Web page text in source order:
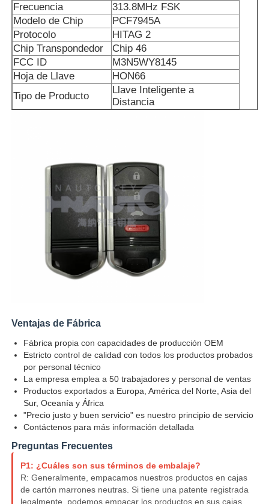
Inicio
Productos
Videos
Frecuencia
313.8MHz FSK
Modelo de Chip
PCF7945A
Protocolo
HITAG 2
Chip Transpondedor
Chip 46
FCC ID
M3N5WY8145
Hoja de Llave
HON66
Tipo de Producto
Llave Inteligente a
Distancia
Ventajas de Fábrica
Fábrica propia con capacidades de producción OEM
Estricto control de calidad con todos los productos probados
por personal técnico
La empresa emplea a 50 trabajadores y personal de ventas
Productos exportados a Europa, América del Norte, Asia del
Sur, Oceanía y África
"Precio justo y buen servicio" es nuestro principio de servicio
Contáctenos para más información detallada
Preguntas Frecuentes
P1: ¿Cuáles son sus términos de embalaje?
R: Generalmente, empacamos nuestros productos en cajas
de cartón marrones neutras. Si tiene una patente registrada
legalmente, podemos empacar los productos en sus cajas